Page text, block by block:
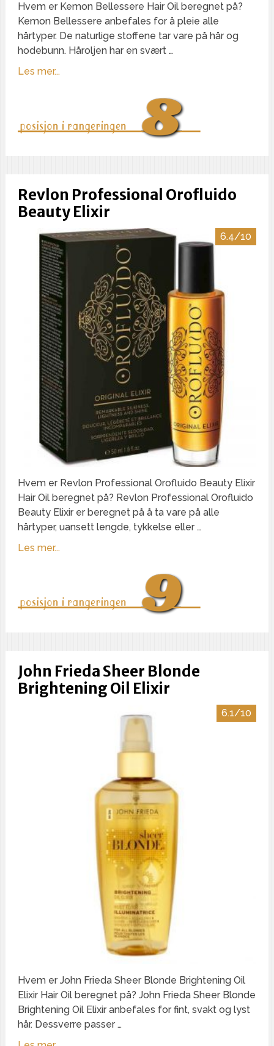
Hvem er Kemon Bellessere Hair Oil beregnet på?
Kemon Bellessere anbefales for å pleie alle
hårtyper. De naturlige stoffene tar vare på hår og
hodebunn. Håroljen har en svært …
Les mer...
Revlon Professional Orofluido
Beauty Elixir
6.4/10
Hvem er Revlon Professional Orofluido Beauty Elixir
Hair Oil beregnet på? Revlon Professional Orofluido
Beauty Elixir er beregnet på å ta vare på alle
hårtyper, uansett lengde, tykkelse eller …
Les mer...
John Frieda Sheer Blonde
Brightening Oil Elixir
6.1/10
Hvem er John Frieda Sheer Blonde Brightening Oil
Elixir Hair Oil beregnet på? John Frieda Sheer Blonde
Brightening Oil Elixir anbefales for fint, svakt og lyst
hår. Dessverre passer …